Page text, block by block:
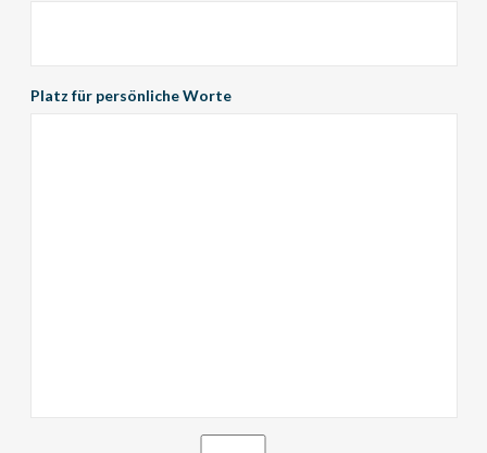
Platz für persönliche Worte